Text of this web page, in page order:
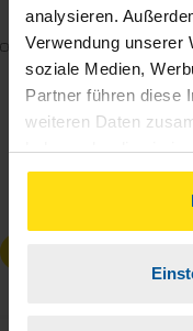
analysieren.
Verwendung unserer
soziale Medien,
Partner führen diese
weiteren Daten
haben oder die sie
gesammelt haben.
können Sie der
unserer➔
Mit dem Absenden
mich damit
Bearbeitung
Analyse der
Die
Kenntnis